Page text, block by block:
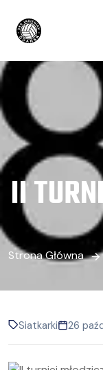
II
Strona Główna
Siatkarki 26